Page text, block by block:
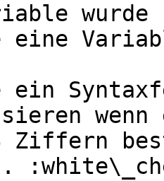
wurde
eine
ein
Ziffern